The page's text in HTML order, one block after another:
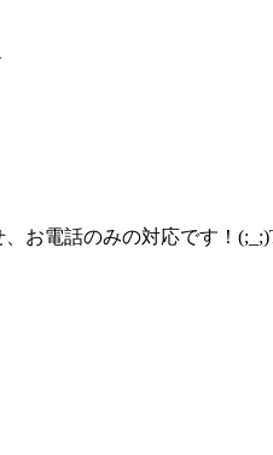
電話のみの対応です！